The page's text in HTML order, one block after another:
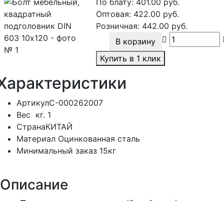
АртикулС-000262007
Вес кг. 1
СтранаКИТАЙ
Материал Оцинкованная сталь
Минимальный заказ 15кг
По блату: 401.00 руб.
Оптовая: 422.00 руб.
Розничная: 442.00 руб.
В корзину
Купить в 1 клик
Описание